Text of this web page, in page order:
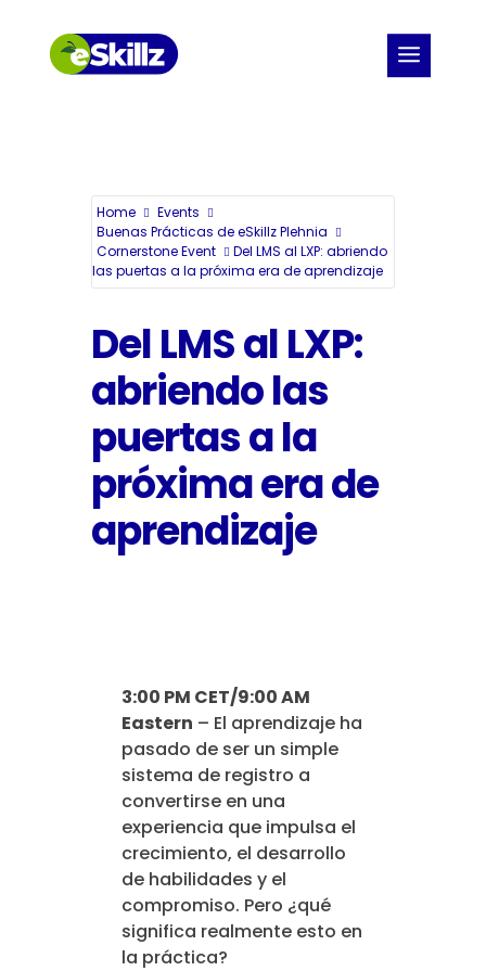
Maximize Your Tech
Implementations & Migrations
Integrations & Software
Development
Reporting & Dashboard Analytics
AI Workforce Readiness Services
Maximize Your Talent
Adaptive Microlearning
Custom Content & Delivery
Pre-Packaged eZ•Apps
Artificial Intelligence
Healthcare
Our Brand
Platform Ecosystem
Video Library
Case Studies
Insights Blog
Home
Events
Buenas Prácticas de eSkillz Plehnia
Cornerstone Event
Del LMS al LXP: abriendo
las puertas a la próxima era de aprendizaje
Del LMS al LXP:
abriendo las
puertas a la
próxima era de
aprendizaje
3:00 PM CET/9:00 AM
Eastern – El aprendizaje ha
pasado de ser un simple
sistema de registro a
convertirse en una
experiencia que impulsa el
crecimiento, el desarrollo
de habilidades y el
compromiso. Pero ¿qué
significa realmente esto en
la práctica?